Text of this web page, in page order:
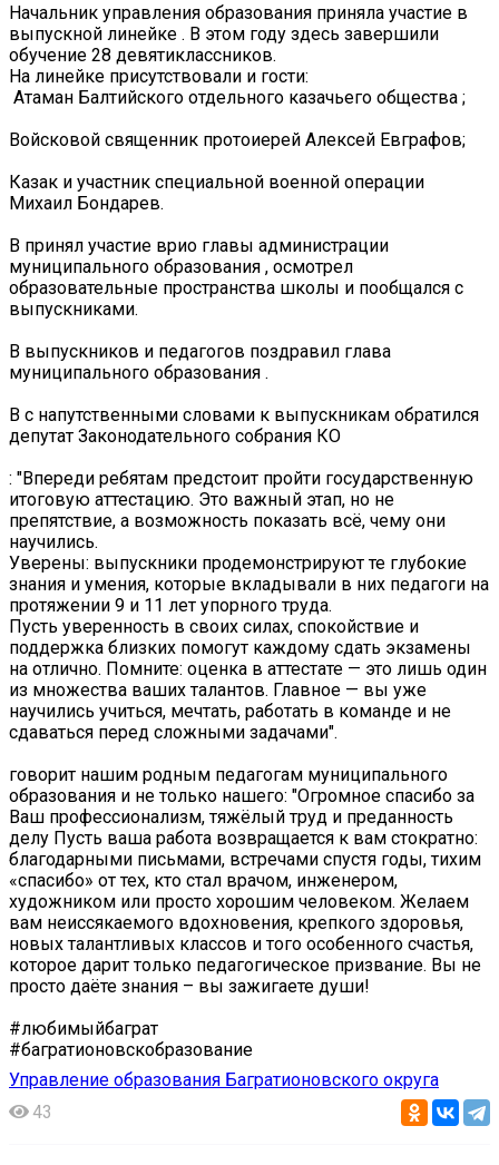
Начальник управления образования приняла участие в
выпускной линейке . В этом году здесь завершили
обучение 28 девятиклассников.
На линейке присутствовали и гости:
️ Атаман Балтийского отдельного казачьего общества ;
Войсковой священник протоиерей Алексей Евграфов;
Казак и участник специальной военной операции
Михаил Бондарев.
В принял участие врио главы администрации
муниципального образования , осмотрел
образовательные пространства школы и пообщался с
выпускниками.
В выпускников и педагогов поздравил глава
муниципального образования .
В с напутственными словами к выпускникам обратился
депутат Законодательного собрания КО
: "Впереди ребятам предстоит пройти государственную
итоговую аттестацию. Это важный этап, но не
препятствие, а возможность показать всё, чему они
научились.
Уверены: выпускники продемонстрируют те глубокие
знания и умения, которые вкладывали в них педагоги на
протяжении 9 и 11 лет упорного труда.
Пусть уверенность в своих силах, спокойствие и
поддержка близких помогут каждому сдать экзамены
на отлично. Помните: оценка в аттестате — это лишь один
из множества ваших талантов. Главное — вы уже
научились учиться, мечтать, работать в команде и не
сдаваться перед сложными задачами".
говорит нашим родным педагогам муниципального
образования и не только нашего: "Огромное спасибо за
Ваш профессионализм, тяжёлый труд и преданность
делу ️Пусть ваша работа возвращается к вам стократно:
благодарными письмами, встречами спустя годы, тихим
«спасибо» от тех, кто стал врачом, инженером,
художником или просто хорошим человеком. Желаем
вам неиссякаемого вдохновения, крепкого здоровья,
новых талантливых классов и того особенного счастья,
которое дарит только педагогическое призвание. Вы не
просто даёте знания – вы зажигаете души!
#любимыйбаграт
#багратионовскобразование
Управление образования Багратионовского округа
43